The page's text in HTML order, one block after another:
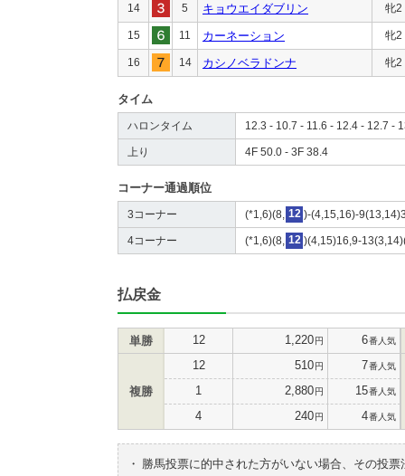
14 5 キョウエイダブリン 牝2
15 11 カーネーション 牝2
16 14 カシノベラドンナ 牝2
タイム
ハロンタイム 12.3 - 10.7 - 11.6 - 12.4 - 12.7 -
上り 4F 50.0 - 3F 38.4
コーナー通過順位
3コーナー (*1,6)(8, 12 )-(4,15,16)-
4コーナー (*1,6)(8, 12 )(4,15)16,9-
払戻金
単勝 12 1,220円 6番人気
複勝
12 510円 7番人気
1 2,880円 15番人気
4 240円 4番人気
・
勝馬投票に的中された方がいない場合、その投